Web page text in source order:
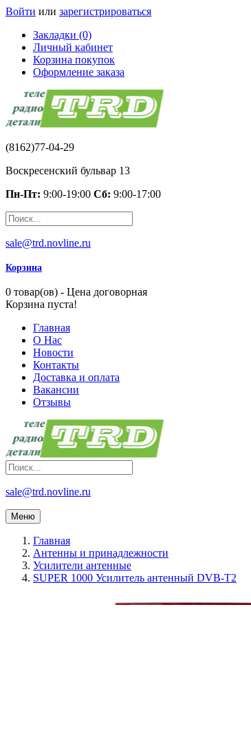
Войти или зарегистрироваться
Закладки (0)
Личный кабинет
Корзина покупок
Оформление заказа
(8162)77-04-29
Воскресенский бульвар 13
Пн-Пт: 9:00-19:00 Сб: 9:00-17:00
sale@trd.novline.ru
Корзина
0 товар(ов) - Цена договорная
Корзина пуста!
Главная
О Нас
Новости
Контакты
Доставка и оплата
Вакансии
Отзывы
sale@trd.novline.ru
Меню
Главная
Антенны и принадлежности
Усилители антенные
SUPER 1000 Усилитель антенный DVB-T2